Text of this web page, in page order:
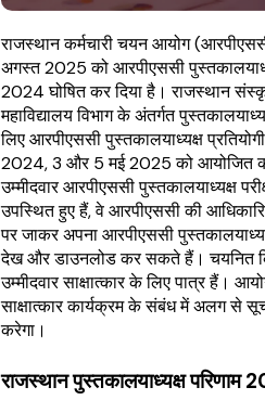
राजस्थान कर्मचारी चयन आयोग
अगस्त 2025 को आरपीएससी
2024 घोषित कर दिया है। राजस्थान
महाविद्यालय विभाग के अंतर्गत
लिए आरपीएससी पुस्तकालयाध्यक्ष प्रतियोगी
2024, 3 और 5 मई 2025 को आयोजित
उम्मीदवार आरपीएससी पुस्तकालयाध्यक्ष
उपस्थित हुए हैं, वे आरपीएससी की
पर जाकर अपना आरपीएससी
देख और डाउनलोड कर सकते हैं। चयनित
उम्मीदवार साक्षात्कार के लिए पात्र हैं।
साक्षात्कार कार्यक्रम के संबंध में अलग से
करेगा।
राजस्थान पुस्तकालयाध्यक्ष परिणाम